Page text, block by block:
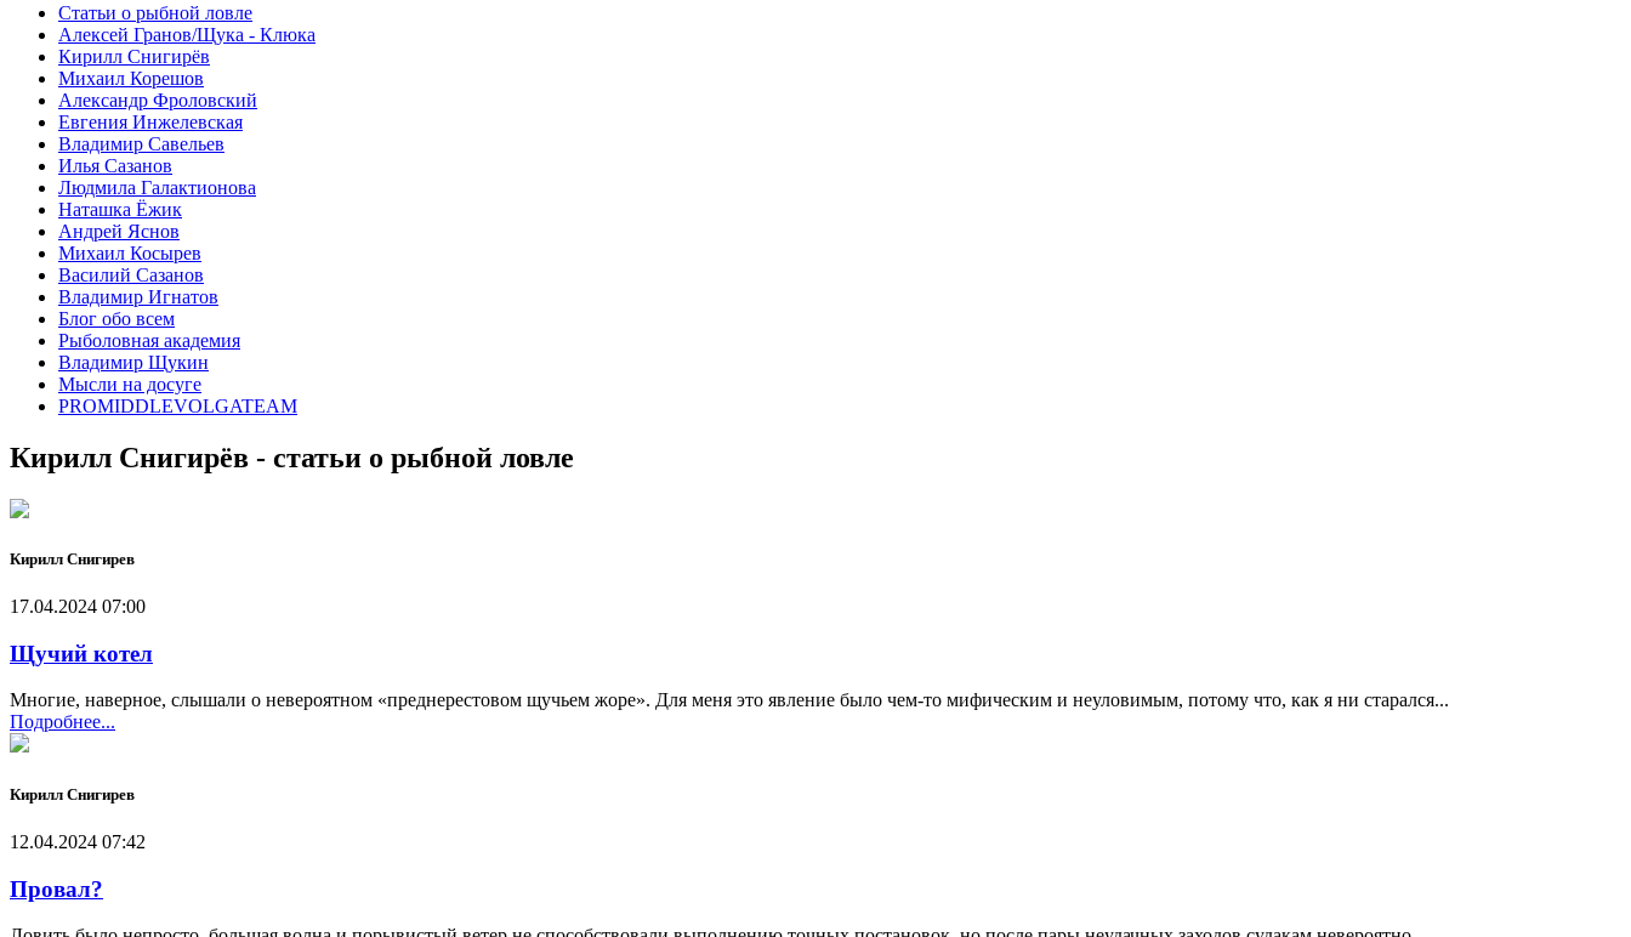
Статьи о рыбной ловле
Алексей Гранов/Щука - Клюка
Кирилл Снигирёв
Михаил Корешов
Александр Фроловский
Евгения Инжелевская
Владимир Савельев
Илья Сазанов
Людмила Галактионова
Наташка Ёжик
Андрей Яснов
Михаил Косырев
Василий Сазанов
Владимир Игнатов
Блог обо всем
Рыболовная академия
Владимир Щукин
Мысли на досуге
PROMIDDLEVOLGATEAM
Кирилл Снигирёв - статьи о рыбной ловле
Кирилл Снигирев
17.04.2024 07:00
Щучий котел
Многие, наверное, слышали о невероятном «преднерестовом щучьем жоре». Для меня это явление было чем-то мифическим и неуловимым, потому что, как я ни старался...
Подробнее...
Кирилл Снигирев
12.04.2024 07:42
Провал?